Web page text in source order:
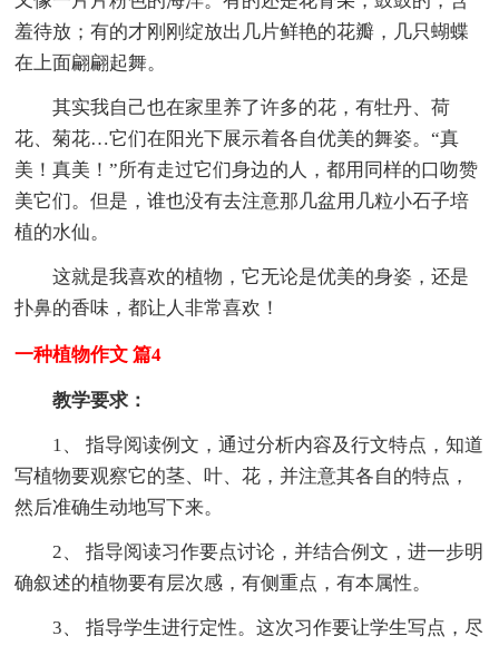
羞待放；有的才刚刚绽放出几片鲜艳的花瓣，几只蝴蝶
在上面翩翩起舞。
其实我自己也在家里养了许多的花，有牡丹、荷
花、菊花…它们在阳光下展示着各自优美的舞姿。“真
美！真美！”所有走过它们身边的人，都用同样的口吻赞
美它们。但是，谁也没有去注意那几盆用几粒小石子培
植的水仙。
这就是我喜欢的植物，它无论是优美的身姿，还是
扑鼻的香味，都让人非常喜欢！
一种植物作文 篇4
教学要求：
1、 指导阅读例文，通过分析内容及行文特点，知道
写植物要观察它的茎、叶、花，并注意其各自的特点，
然后准确生动地写下来。
2、 指导阅读习作要点讨论，并结合例文，进一步明
确叙述的植物要有层次感，有侧重点，有本属性。
3、 指导学生进行定性。这次习作要让学生写点，尽